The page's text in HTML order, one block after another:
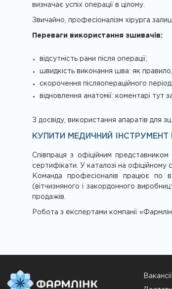
визначає успіх операції в цілому.
Звичайно, професіоналізм хірурга
Переваги використання зшивачів:
відсутність рани після операції;
швидкість виконання шва: як
скорочення післяопераційного
відновлення анатомії: коментарі тут
З досвіду, використання апаратів для
КУПИТИ МЕДИЧНИЙ ІНСТРУМЕНТ
Співпраця з офіційним
сертифікати. У каталозі на офіційному
Команда професіоналів працює по
(вітчизняного і закордонного
продажів.
Робота з експертами компанії
Вакансії